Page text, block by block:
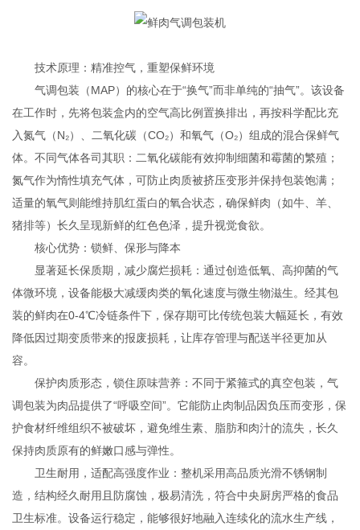
技术原理：精准控气，重塑保鲜环境
气调包装（MAP）的核心在于“换气”而非单纯的“抽气”。该设备
在工作时，先将包装盒内的空气高比例置换排出，再按科学配比充
入氮气（N₂）、二氧化碳（CO₂）和氧气（O₂）组成的混合保鲜气
体。不同气体各司其职：二氧化碳能有效抑制细菌和霉菌的繁殖；
氮气作为惰性填充气体，可防止肉质被挤压变形并保持包装饱满；
适量的氧气则能维持肌红蛋白的氧合状态，确保鲜肉（如牛、羊、
猪排等）长久呈现新鲜的红色色泽，提升视觉食欲。
核心优势：锁鲜、保形与降本
显著延长保质期，减少腐烂损耗：通过创造低氧、高抑菌的气
体微环境，设备能极大减缓肉类的氧化速度与微生物滋生。经其包
装的鲜肉在0-4℃冷链条件下，保存期可比传统包装大幅延长，有效
降低因过期变质带来的报废损耗，让库存管理与配送半径更加从
容。
保护肉质形态，锁住原味营养：不同于紧箍式的真空包装，气
调包装为肉品提供了“呼吸空间”。它能防止肉制品因负压而变形，保
护食材纤维组织不被破坏，避免维生素、脂肪和肉汁的流失，长久
保持肉质原有的鲜嫩口感与弹性。
卫生耐用，适配高强度作业：整机采用高品质光滑不锈钢制
造，结构经久耐用且防腐蚀，极易清洗，符合中央厨房严格的食品
卫生标准。设备运行稳定，能够很好地融入连续化的流水生产线，